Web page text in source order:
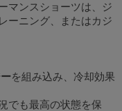
マンスショーツは、ジ
ーニング、またはカジ
を組み込み、冷却効果
でも最高の状態を保